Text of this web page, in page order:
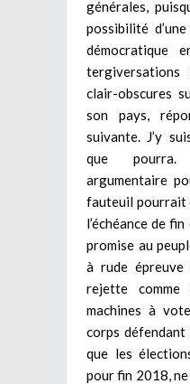
générales,
possibilité
démocratique
clair-obscures
son pays,
suivante. J’y
que pourra.
argumentaire
fauteuil pourrait
l’échéance de
promise au
à rude épreuve
rejette
machines à
corps
que les
pour fin 2018,